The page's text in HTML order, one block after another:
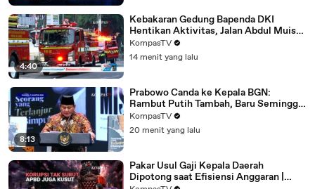
4:40
Kebakaran Gedung Bapenda DKI
Hentikan Aktivitas, Jalan Abdul Muis
Masih Ditutup | KOMPAS SIANG
KompasTV
14 menit yang lalu
8:13
Prabowo Canda ke Kepala BGN:
Rambut Putih Tambah, Baru Seminggu
Menjabat
KompasTV
20 menit yang lalu
Pakar Usul Gaji Kepala Daerah
Dipotong saat Efisiensi Anggaran |